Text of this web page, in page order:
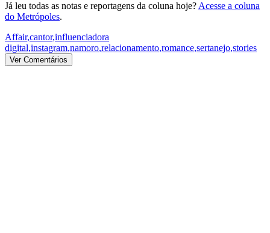
Já leu todas as notas e reportagens da coluna hoje? Acesse a coluna
do Metrópoles.
Affair,cantor,influenciadora
digital,instagram,namoro,relacionamento,romance,sertanejo,stories
Ver Comentários